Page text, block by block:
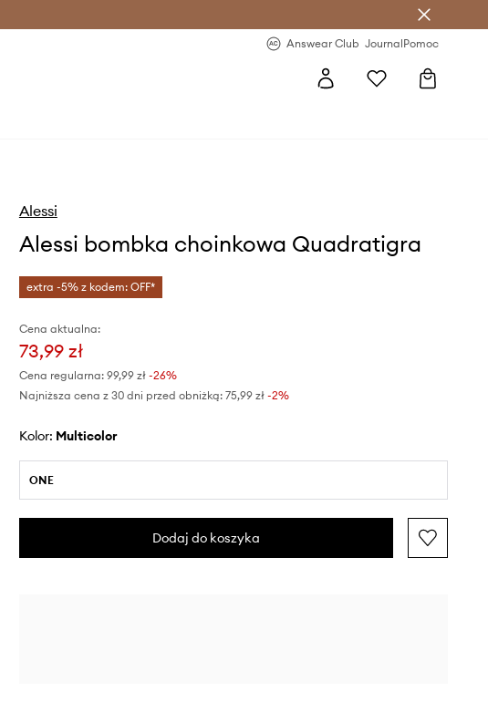
Answear Club JournalPomoc
Alessi
Alessi bombka choinkowa Quadratigra
extra -5% z kodem: OFF*
Cena aktualna:
73,99 zł
Cena regularna: 99,99 zł-26%
Najniższa cena z 30 dni przed obniżką: 75,99 zł -2%
Kolor: multicolor
ONE
Dodaj do koszyka